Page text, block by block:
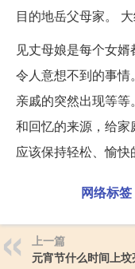
目的地岳父母家。
见丈母娘是每个女
令人意想不到的事情
亲戚的突然出现等
和回忆的来源，给
应该保持轻松、愉
网络标签
上一篇
元宵节什么时间上坟